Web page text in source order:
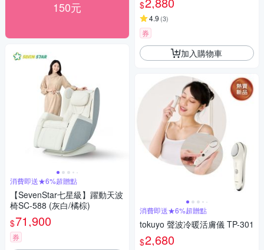
150元
消費即送★6%超贈點
【SevenStar七星級】躍動天波
椅SC-588 (灰白/橘棕)
$71,900
券
$
4.9 (3)
券
加入購物車
消費即送★6%超贈點
tokuyo 聲波冷暖活膚儀 TP-301
$2,680